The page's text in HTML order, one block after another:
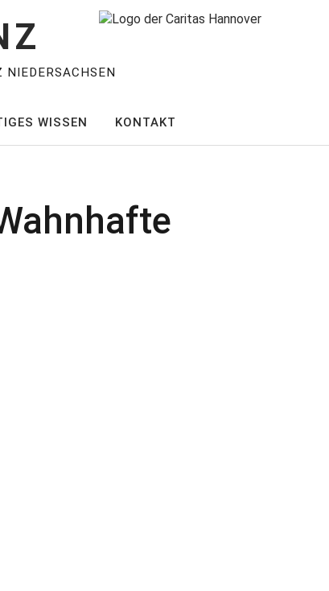
WISSEN KONTAKT